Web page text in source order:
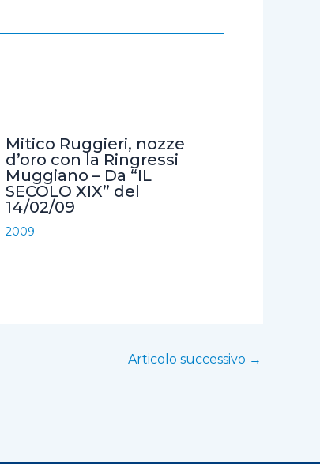
Mitico Ruggieri, nozze
d’oro con la Ringressi
Muggiano – Da “IL
SECOLO XIX” del
14/02/09
2009
Articolo successivo →